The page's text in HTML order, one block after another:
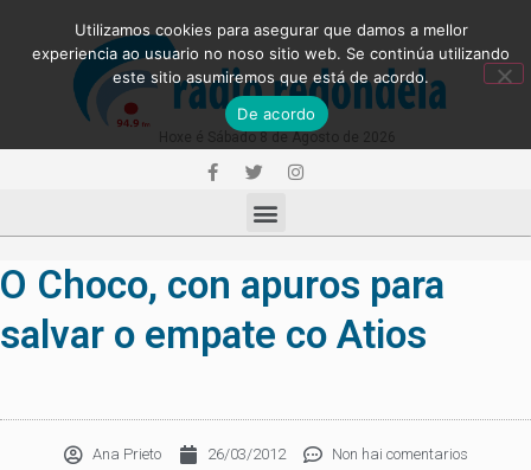
O Choco, con apuros para
salvar o empate co Atios
Ana Prieto 26/03/2012 Non hai comentarios
Utilizamos cookies para asegurar que damos a mellor
experiencia ao usuario no noso sitio web. Se continúa utilizando
este sitio asumiremos que está de acordo.
De acordo